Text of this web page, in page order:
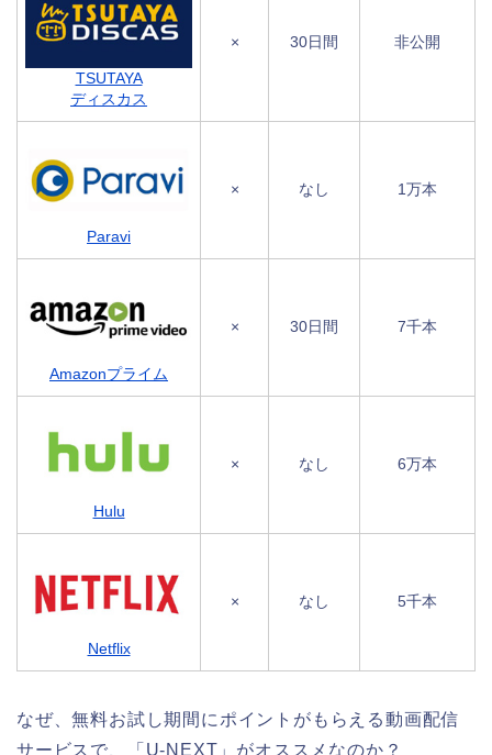
TSUTAYA
ディスカス
× 30日間 非公開
Paravi
× なし 1万本
Amazonプライム
× 30日間 7千本
Hulu
× なし 6万本
Netflix
× なし 5千本
なぜ、無料お試し期間にポイントがもらえる動画配信
サービスで、「U-NEXT」がオススメなのか？